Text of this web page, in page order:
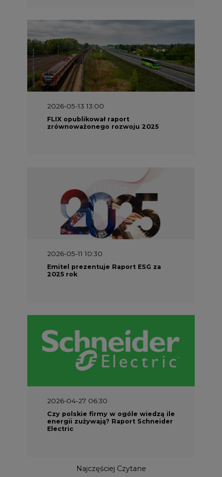
2026-05-13 13:00
FLIX opublikował raport
zrównoważonego rozwoju 2025
2026-05-11 10:30
Emitel prezentuje Raport ESG za
2025 rok
2026-04-27 06:30
Czy polskie firmy w ogóle wiedzą ile
energii zużywają? Raport Schneider
Electric
Najczęściej Czytane